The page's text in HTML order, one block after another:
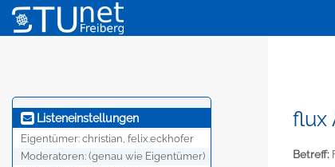
Listeneinstellungen
Eigentümer: christian, felix.eckhofer
Moderatoren: (genau wie Eigentümer)
flux
Betreff: